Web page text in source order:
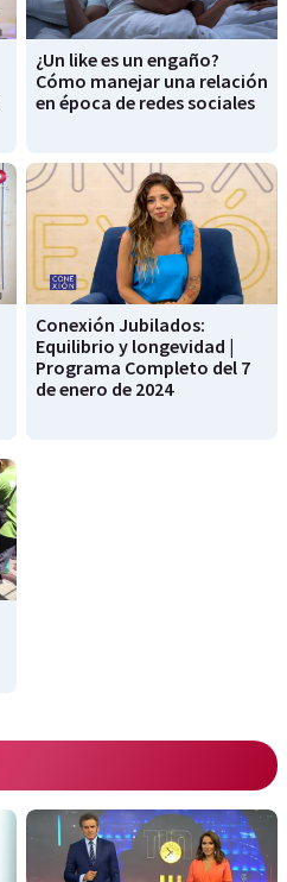
¿Un like es un engaño?
Cómo manejar una relación
en época de redes sociales
Conexión Jubilados:
Equilibrio y longevidad |
Programa Completo del 7
de enero de 2024